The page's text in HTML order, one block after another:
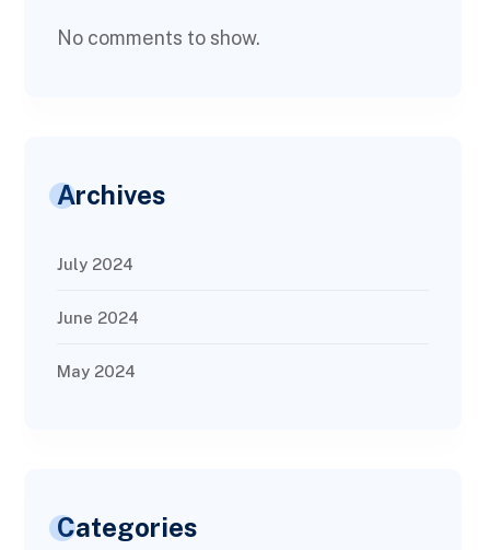
No comments to show.
Archives
July 2024
June 2024
May 2024
Categories